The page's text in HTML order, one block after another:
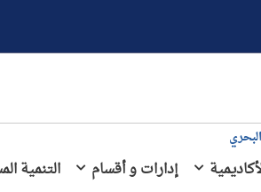
إدارات و أقسام التنمية